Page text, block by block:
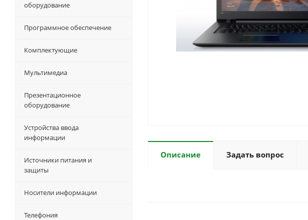
Описание Задать вопрос
оборудование
Программное обеспечение
Комплектующие
Мультимедиа
Презентационное
оборудование
Устройства ввода
информации
Источники питания и
защиты
Носители информации
Телефония